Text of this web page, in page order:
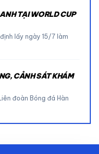
TẠI WORLD CUP
lấy ngày 15/7 làm
CẢNH SÁT KHÁM
đoàn Bóng đá Hàn